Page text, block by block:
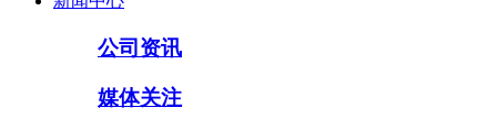
公司资讯
媒体关注